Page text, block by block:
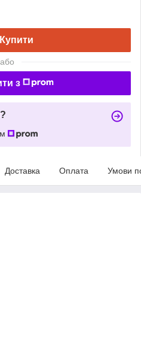
Купити
або
з
Доставка Оплата Умови